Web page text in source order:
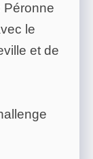
Péronne
le
et de